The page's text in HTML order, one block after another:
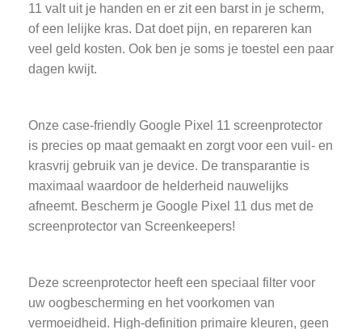
11 valt uit je handen en er zit een barst in je scherm,
of een lelijke kras. Dat doet pijn, en repareren kan
veel geld kosten. Ook ben je soms je toestel een paar
dagen kwijt.
Onze case-friendly Google Pixel 11 screenprotector
is precies op maat gemaakt en zorgt voor een vuil- en
krasvrij gebruik van je device. De transparantie is
maximaal waardoor de helderheid nauwelijks
afneemt. Bescherm je Google Pixel 11 dus met de
screenprotector van Screenkeepers!
Deze screenprotector heeft een speciaal filter voor
uw oogbescherming en het voorkomen van
vermoeidheid. High-definition primaire kleuren, geen